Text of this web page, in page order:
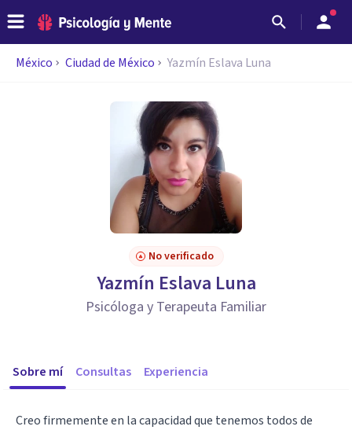
México Ciudad de México Yazmín Eslava Luna
No verificado
Yazmín Eslava Luna
Psicóloga y Terapeuta Familiar
Sobre mí Consultas Experiencia
Creo firmemente en la capacidad que tenemos todos de